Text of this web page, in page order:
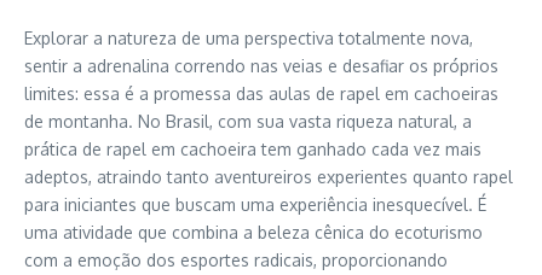
Explorar a natureza de uma perspectiva totalmente nova,
sentir a adrenalina correndo nas veias e desafiar os próprios
limites: essa é a promessa das aulas de rapel em cachoeiras
de montanha. No Brasil, com sua vasta riqueza natural, a
prática de rapel em cachoeira tem ganhado cada vez mais
adeptos, atraindo tanto aventureiros experientes quanto rapel
para iniciantes que buscam uma experiência inesquecível. É
uma atividade que combina a beleza cênica do ecoturismo
com a emoção dos esportes radicais, proporcionando